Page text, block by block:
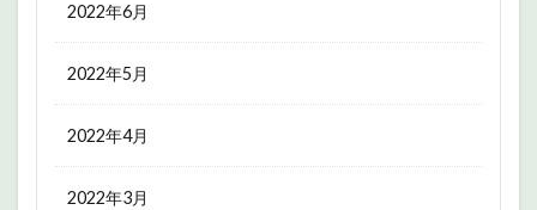
2022年6月
2022年5月
2022年4月
2022年3月